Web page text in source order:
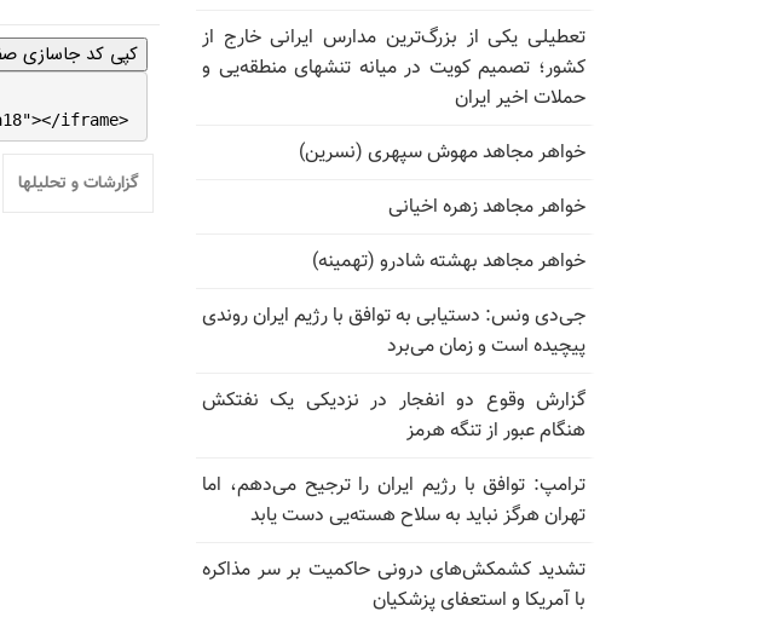
کپی کد جاسازی
iframe>
گزارشات و تحلیلها
تعطیلی یکی از بزرگ‌ترین مدارس ایرانی خارج از
کشور؛ تصمیم کویت در میانه تنشهای منطقه‌یی و
حملات اخیر ایران
خواهر مجاهد مهوش سپهری (نسرین)
خواهر مجاهد زهره اخیانی
خواهر مجاهد بهشته شادرو (تهمینه)
جی‌دی ونس: دستیابی به توافق با رژیم ایران روندی
پیچیده است و زمان می‌برد
گزارش وقوع دو انفجار در نزدیکی یک نفتکش
هنگام عبور از تنگه هرمز
ترامپ: توافق با رژیم ایران را ترجیح می‌دهم، اما
تهران هرگز نباید به سلاح هسته‌یی دست یابد
تشدید کشمکش‌های درونی حاکمیت بر سر مذاکره
با آمریکا و استعفای پزشکیان